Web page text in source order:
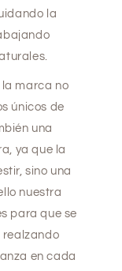
la
la marca no
únicos de
una
ya que la
sino una
nuestra
para que se
realzando
en cada